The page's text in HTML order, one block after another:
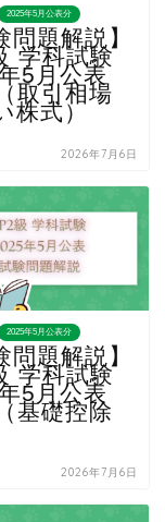
2025年5月公表分
問題解説】
学科試験
5月公表
取引相場
株式）
2026年7月6日
2025年5月公表分
問題解説】
学科試験
5月公表
基礎控除
2026年7月6日